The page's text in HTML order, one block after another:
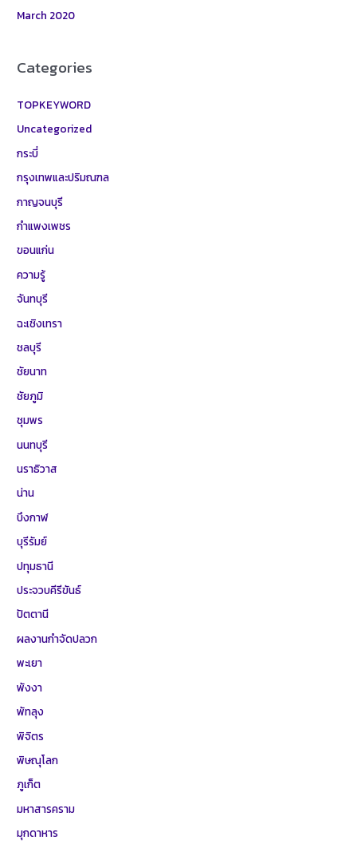
March 2020
Categories
TOPKEYWORD
Uncategorized
กระบี่
กรุงเทพและปริมณฑล
กาญจนบุรี
กำแพงเพชร
ขอนแก่น
ความรู้
จันทบุรี
ฉะเชิงเทรา
ชลบุรี
ชัยนาท
ชัยภูมิ
ชุมพร
นนทบุรี
นราธิวาส
น่าน
บึงกาฬ
บุรีรัมย์
ปทุมธานี
ประจวบคีรีขันธ์
ปัตตานี
ผลงานกำจัดปลวก
พะเยา
พังงา
พัทลุง
พิจิตร
พิษณุโลก
ภูเก็ต
มหาสารคราม
มุกดาหาร